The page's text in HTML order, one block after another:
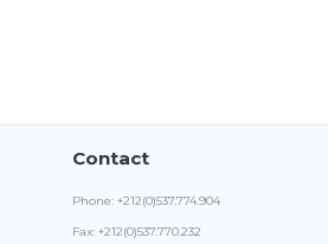
Contact
Phone: +212(0)537.774.904
Fax: +212(0)537.770.232